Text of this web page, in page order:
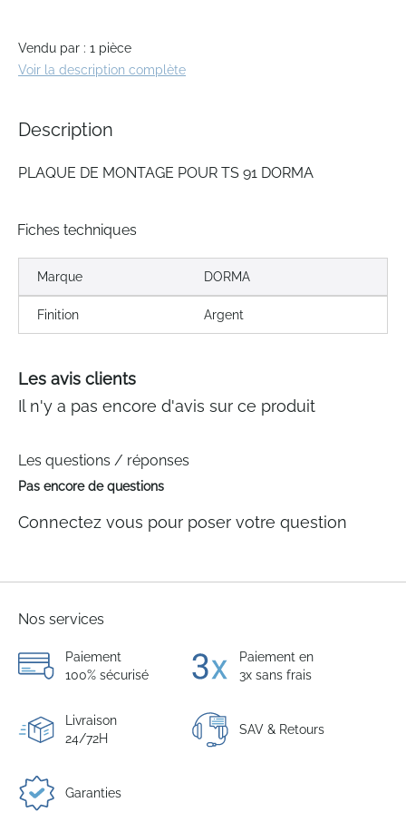
gallery
Vendu par : 1 pièce
Voir la description complète
Description
PLAQUE DE MONTAGE POUR TS 91 DORMA
Fiches techniques
Marque DORMA
Finition Argent
Les avis clients
Il n'y a pas encore d'avis sur ce produit
Les questions / réponses
Pas encore de questions
Connectez vous pour poser votre question
Nos services
Paiement
100% sécurisé
Paiement en
3x sans frais
Livraison
24/72H
SAV & Retours
Garanties